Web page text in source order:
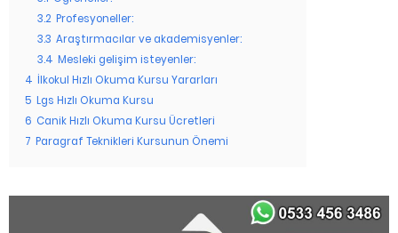
3.2 Profesyoneller:
3.3 Araştırmacılar ve akademisyenler:
3.4 Mesleki gelişim isteyenler:
4 İlkokul Hızlı Okuma Kursu Yararları
5 Lgs Hızlı Okuma Kursu
6 Canik Hızlı Okuma Kursu Ücretleri
7 Paragraf Teknikleri Kursunun Önemi